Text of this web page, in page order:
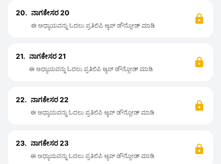
20. ನಾಗಕೇಸರ 20
ಈ ಅಧ್ಯಾಯವನ್ನು ಓದಲು ಪ್ರತಿಲಿಪಿ ಆ್ಯಪ್ ಡೌನ್ಲೋಡ್ ಮಾಡಿ
21. ನಾಗಕೇಸರ 21
ಈ ಅಧ್ಯಾಯವನ್ನು ಓದಲು ಪ್ರತಿಲಿಪಿ ಆ್ಯಪ್ ಡೌನ್ಲೋಡ್ ಮಾಡಿ
22. ನಾಗಕೇಸರ 22
ಈ ಅಧ್ಯಾಯವನ್ನು ಓದಲು ಪ್ರತಿಲಿಪಿ ಆ್ಯಪ್ ಡೌನ್ಲೋಡ್ ಮಾಡಿ
23. ನಾಗಕೇಸರ 23
ಈ ಅಧ್ಯಾಯವನ್ನು ಓದಲು ಪ್ರತಿಲಿಪಿ ಆ್ಯಪ್ ಡೌನ್ಲೋಡ್ ಮಾಡಿ